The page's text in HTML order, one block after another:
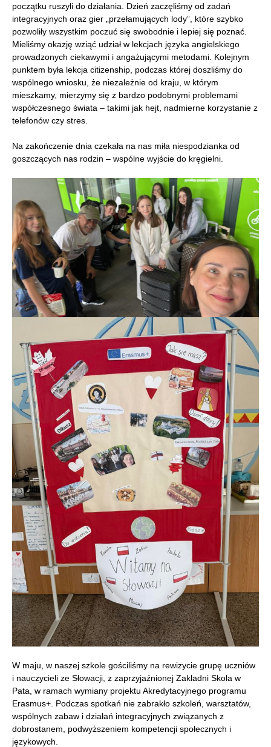
początku ruszyli do działania. Dzień zaczęliśmy od zadań
integracyjnych oraz gier „przełamujących lody”, które szybko
pozwoliły wszystkim poczuć się swobodnie i lepiej się poznać.
Mieliśmy okazję wziąć udział w lekcjach języka angielskiego
prowadzonych ciekawymi i angażującymi metodami. Kolejnym
punktem była lekcja citizenship, podczas której doszliśmy do
wspólnego wniosku, że niezależnie od kraju, w którym
mieszkamy, mierzymy się z bardzo podobnymi problemami
współczesnego świata – takimi jak hejt, nadmierne korzystanie z
telefonów czy stres.
Na zakończenie dnia czekała na nas miła niespodzianka od
goszczących nas rodzin – wspólne wyjście do kręgielni.
W maju, w naszej szkole gościliśmy na rewizycie grupę uczniów
i nauczycieli ze Słowacji, z zaprzyjaźnionej Zakladni Skola w
Pata, w ramach wymiany projektu Akredytacyjnego programu
Erasmus+. Podczas spotkań nie zabrakło szkoleń, warsztatów,
wspólnych zabaw i działań integracyjnych związanych z
dobrostanem, podwyższeniem kompetencji społecznych i
językowych.